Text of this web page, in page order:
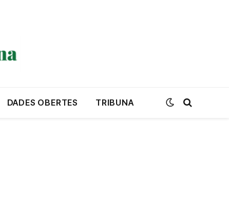
DADES OBERTES TRIBUNA